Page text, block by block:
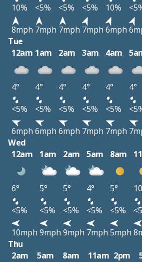
10%
<5% <5% <5% 10%
8mph 7mph 7mph 7mph 6mph
Tue
12am 1am 2am 3am 4am
4° 4° 4° 4° 4° 4°
<5%
<5% <5% <5% <5%
6mph 6mph 6mph 7mph 7mph
Wed
12am
1am 2am 5am 8am
6° 5° 5° 4° 5°
<5%
<5% <5% <5% <5%
10mph 9mph 9mph 7mph 5mph
Thu
2am
5am 8am 11am 2pm